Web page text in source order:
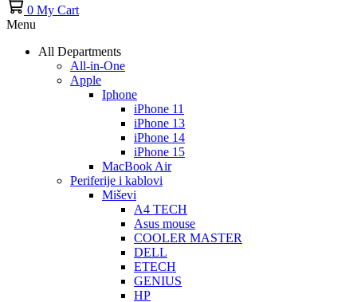
0 My Cart
Menu
All Departments
All-in-One
Apple
Iphone
iPhone 11
iPhone 13
iPhone 14
iPhone 15
MacBook Air
Periferije i kablovi
Miševi
A4 TECH
Asus mouse
COOLER MASTER
DELL
ETECH
GENIUS
HP